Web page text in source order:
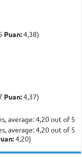
Puan:4,38)
Puan:4,37)
4,20)